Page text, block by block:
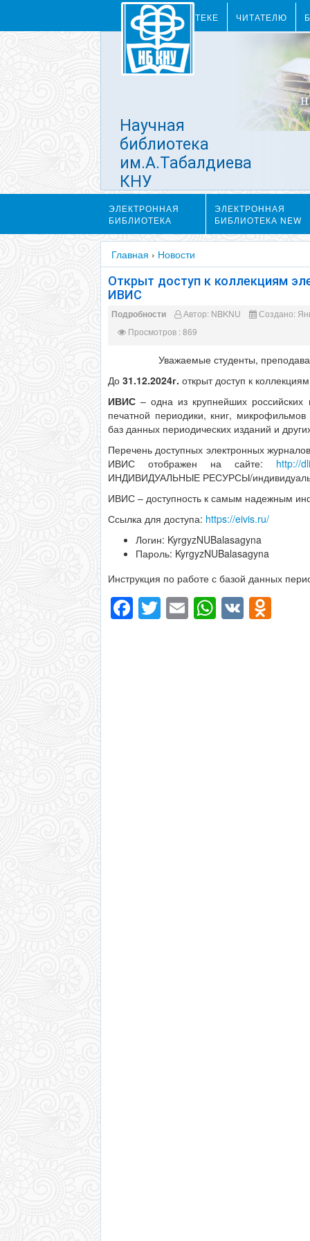
О БИБЛИОТЕКЕ ЧИТАТЕЛЮ
Научная
библиотека
им.А.Табалдиева
КНУ
ЭЛЕКТРОННАЯ
БИБЛИОТЕКА
ЭЛЕКТРОННАЯ
БИБЛИОТЕКА NEW
Главная › Новости
Открыт доступ к коллекциям
ИВИС
Подробности Автор: NBKNU
Создано:
Просмотров : 869
Уважаемые студенты,
До 31.12.2024г. открыт доступ к
ИВИС – одна из крупнейших российских
печатной периодики, книг,
баз данных периодических изданий и
Перечень доступных электронных
ИВИС отображен на сайте: http://
ИНДИВИДУАЛЬНЫЕ РЕСУРСЫ/
ИВИС – доступность к самым надежным
Ссылка для доступа: https://eivis.ru/
Логин: KyrgyzNUBalasagyna
Пароль: KyrgyzNUBalasagyna
Инструкция по работе с базой данных
Facebook
Twitter
EmailVK